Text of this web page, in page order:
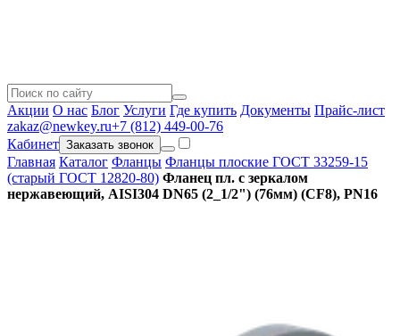
Акции О нас Блог Услуги Где купить Документы Прайс-лист
zakaz@newkey.ru+7 (812) 449-00-76
Кабинет Заказать звонок
Главная Каталог Фланцы Фланцы плоские ГОСТ 33259-15
(старый ГОСТ 12820-80) Фланец пл. с зеркалом
нержавеющий, AISI304 DN65 (2_1/2") (76мм) (CF8), РN16